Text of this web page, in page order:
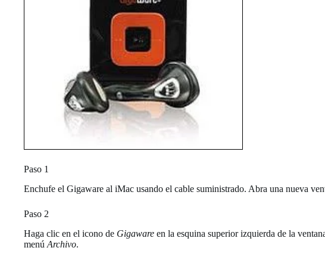
Paso 1
Enchufe el Gigaware al iMac usando el cable suministrado. Abra una nueva
Paso 2
Haga clic en el icono de Gigaware en la esquina superior izquierda de la
menú Archivo.